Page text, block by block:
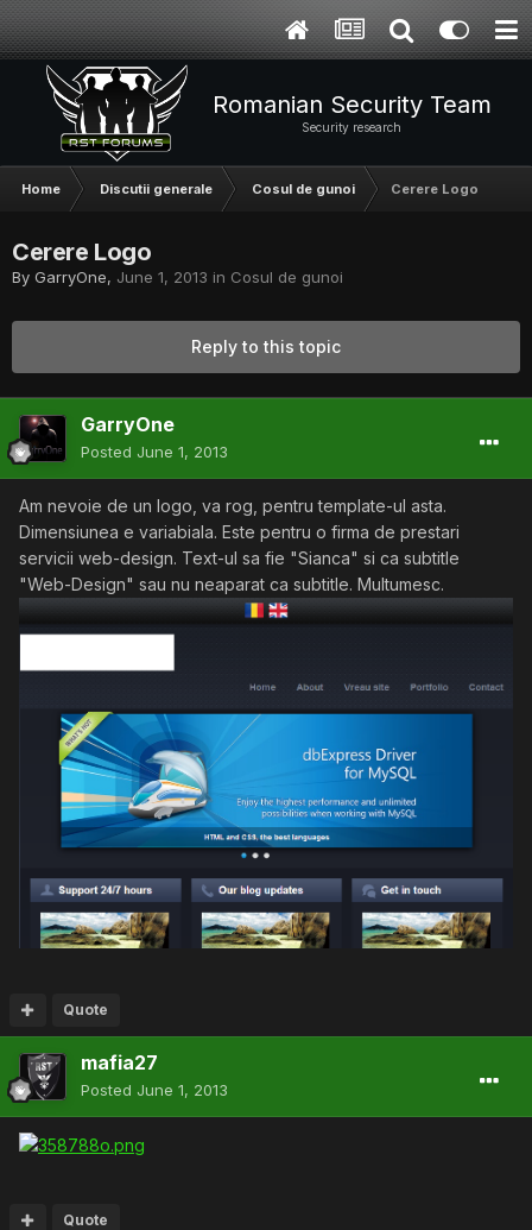
Romanian Security Team
Security research
Home Discutii generale Cosul de gunoi Cerere Logo
Cerere Logo
By GarryOne, June 1, 2013 in Cosul de gunoi
Reply to this topic
GarryOne
Posted June 1, 2013
Am nevoie de un logo, va rog, pentru template-ul asta.
Dimensiunea e variabiala. Este pentru o firma de prestari
servicii web-design. Text-ul sa fie "Sianca" si ca subtitle
"Web-Design" sau nu neaparat ca subtitle. Multumesc.
Quote
mafia27
Posted June 1, 2013
Quote